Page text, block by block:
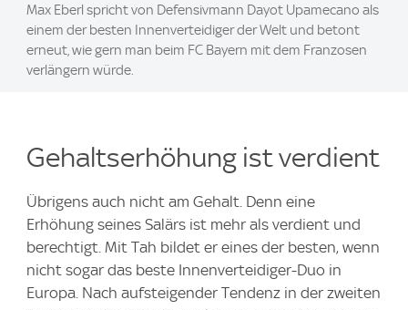
Max Eberl spricht von Defensivmann Dayot Upamecano als
einem der besten Innenverteidiger der Welt und betont
erneut, wie gern man beim FC Bayern mit dem Franzosen
verlängern würde.
Gehaltserhöhung ist verdient
Übrigens auch nicht am Gehalt. Denn eine
Erhöhung seines Salärs ist mehr als verdient und
berechtigt. Mit Tah bildet er eines der besten, wenn
nicht sogar das beste Innenverteidiger-Duo in
Europa. Nach aufsteigender Tendenz in der zweiten